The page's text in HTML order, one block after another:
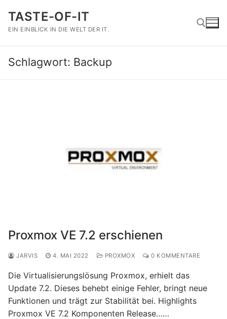
Inhalt
springen
TASTE-OF-IT
EIN EINBLICK IN DIE WELT DER IT.
Schlagwort: Backup
Proxmox VE 7.2 erschienen
JARVIS 4. MAI 2022 PROXMOX 0 KOMMENTARE
Die Virtualisierungslösung Proxmox, erhielt das
Update 7.2. Dieses behebt einige Fehler, bringt neue
Funktionen und trägt zur Stabilität bei. Highlights
Proxmox VE 7.2 Komponenten Release……